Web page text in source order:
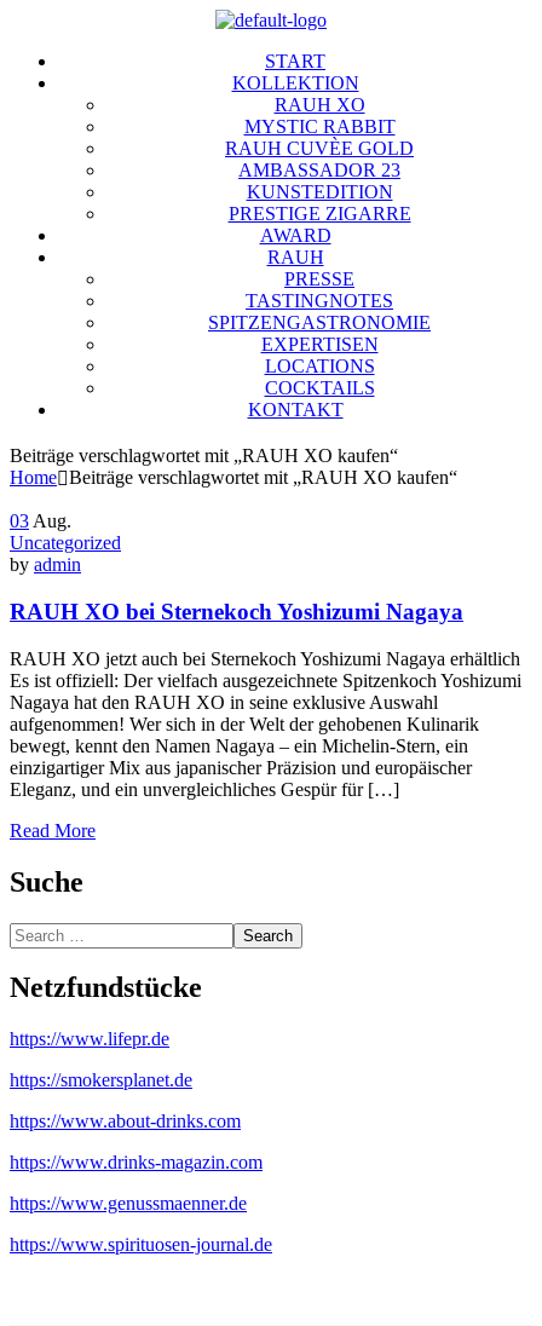
START
KOLLEKTION
RAUH XO
MYSTIC RABBIT
RAUH CUVÈE GOLD
AMBASSADOR 23
KUNSTEDITION
PRESTIGE ZIGARRE
AWARD
RAUH
PRESSE
TASTINGNOTES
SPITZENGASTRONOMIE
EXPERTISEN
LOCATIONS
COCKTAILS
KONTAKT
Menu
Beiträge verschlagwortet mit „RAUH XO kaufen“
Home Beiträge verschlagwortet mit „RAUH XO kaufen“
03 Aug.
Categories
Uncategorized
by admin
RAUH XO bei Sternekoch Yoshizumi Nagaya
RAUH XO jetzt auch bei Sternekoch Yoshizumi Nagaya erhältlich
Es ist offiziell: Der vielfach ausgezeichnete Spitzenkoch Yoshizumi
Nagaya hat den RAUH XO in seine exklusive Auswahl
aufgenommen! Wer sich in der Welt der gehobenen Kulinarik
bewegt, kennt den Namen Nagaya – ein Michelin-Stern, ein
einzigartiger Mix aus japanischer Präzision und europäischer
Eleganz, und ein unvergleichliches Gespür für […]
Read More
Suche
Search… Search
Netzfundstücke
https://www.lifepr.de
https://smokersplanet.de
https://www.about-drinks.com
https://www.drinks-magazin.com
https://www.genussmaenner.de
https://www.spirituosen-journal.de